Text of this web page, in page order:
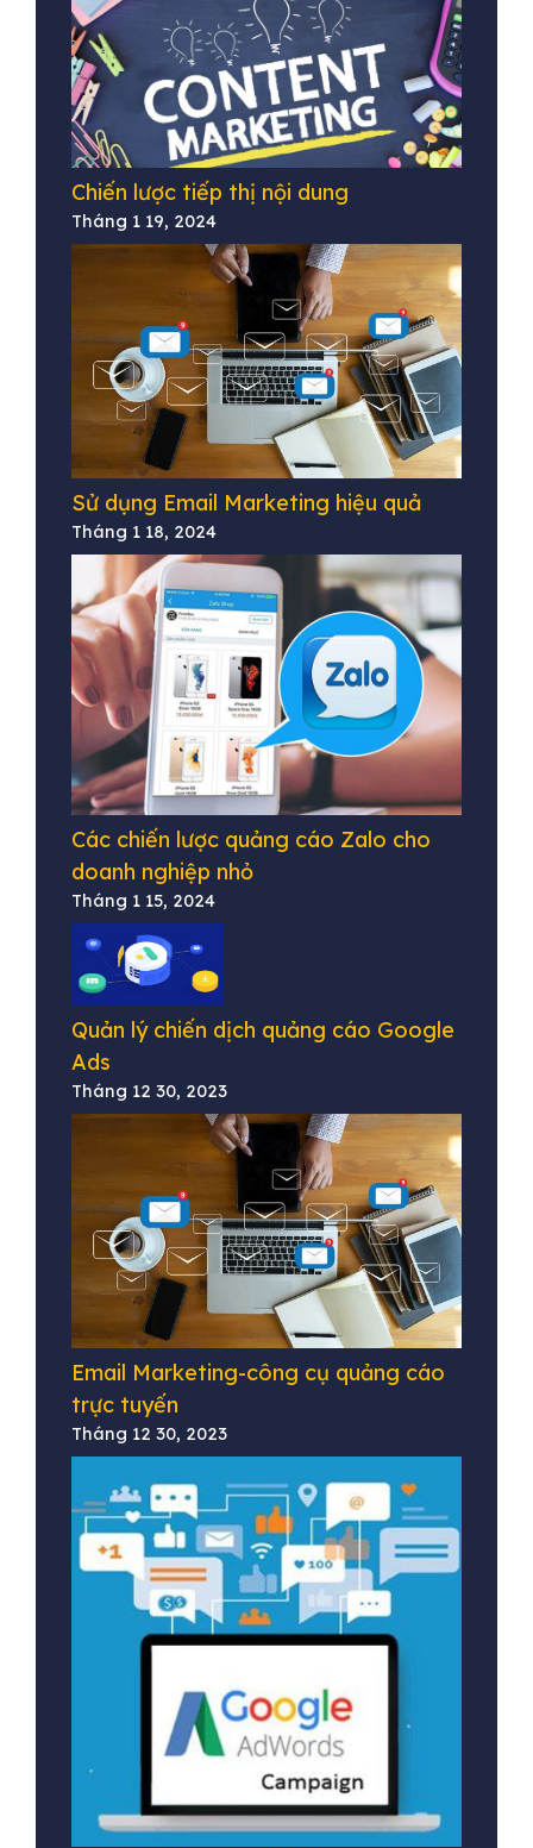
Chiến lược tiếp thị nội dung
Tháng 1 19, 2024
Sử dụng Email Marketing hiệu quả
Tháng 1 18, 2024
Các chiến lược quảng cáo Zalo cho
doanh nghiệp nhỏ
Tháng 1 15, 2024
Quản lý chiến dịch quảng cáo Google
Ads
Tháng 12 30, 2023
Email Marketing-công cụ quảng cáo
trực tuyến
Tháng 12 30, 2023